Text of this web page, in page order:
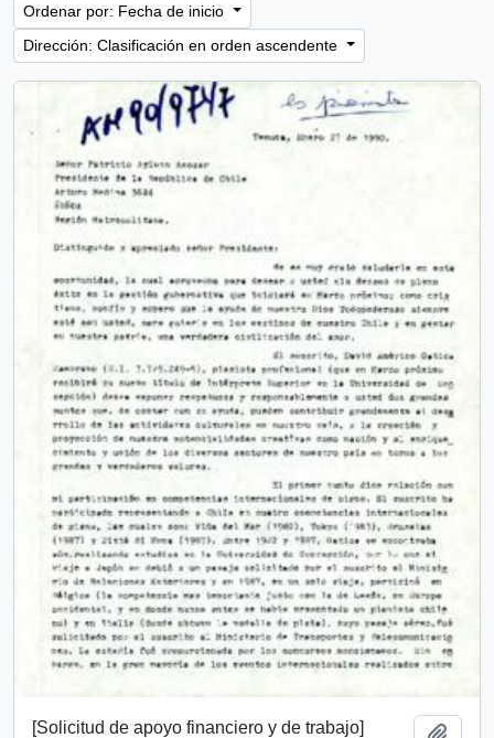
Ordenar por: Fecha de inicio
Dirección: Clasificación en orden ascendente
[Solicitud de apoyo financiero y de trabajo]